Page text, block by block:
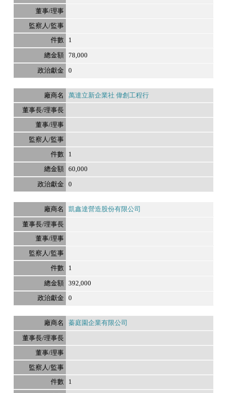
1
78,000
0
萬達立新企業社 偉創工程行
1
60,000
0
凱鑫達營造股份有限公司
1
392,000
0
蓁庭園企業有限公司
1